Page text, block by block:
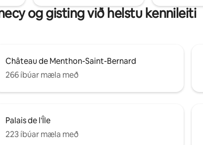
og gisting við helstu kennileiti
Château de Menthon-Saint-Bernard
266 íbúar mæla með
Palais de l'Île
223 íbúar mæla með